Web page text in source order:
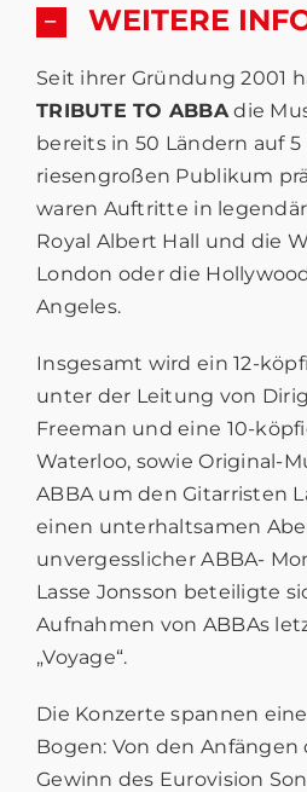
WEITERE
Seit ihrer Gründung 2001
TRIBUTE TO ABBAdie
bereits in 50 Ländern auf
riesengroßen Publikum
waren Auftritte in
Royal Albert Hall und die
London oder die
Angeles.
Insgesamt wird ein 12-
unter der Leitung von
Freeman und eine 10-
Waterloo, sowie Original-
ABBA um den Gitarristen
einen unterhaltsamen
unvergesslicher ABBA-
Lasse Jonsson beteiligte
Aufnahmen von ABBAs
„Voyage“.
Die Konzerte spannen
Bogen: Von den
Gewinn des Eurovision